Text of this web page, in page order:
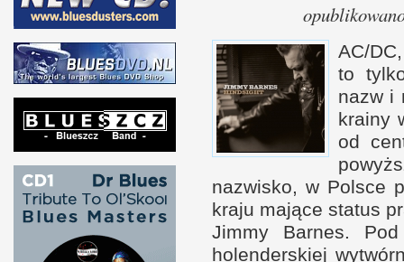
AC/​
to
nazw i
krainy
od
nazwisko,w Pol­sce
kraju mające status
Jimmy Bar­nes. Pod
holen­der­skiej